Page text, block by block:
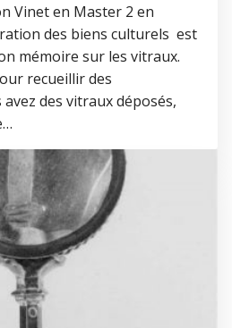
Vinet en Master 2 en
des biens culturels est
mémoire sur les vitraux.
recueillir des
des vitraux déposés,